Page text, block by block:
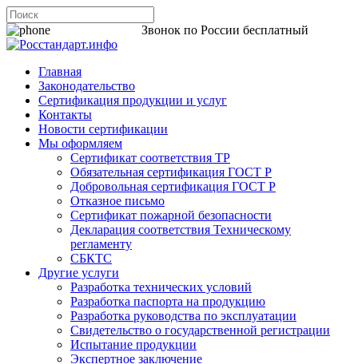
Звонок по России бесплатный
Главная
Законодательство
Сертификация продукции и услуг
Контакты
Новости сертификации
Мы оформляем
Сертификат соответствия ТР
Обязательная сертификация ГОСТ Р
Добровольная сертификация ГОСТ Р
Отказное письмо
Сертификат пожарной безопасности
Декларация соответствия Техническому
регламенту
СБКТС
Другие услуги
Разработка технических условий
Разработка паспорта на продукцию
Разработка руководства по эксплуатации
Свидетельство о государственной регистрации
Испытание продукции
Экспертное заключение